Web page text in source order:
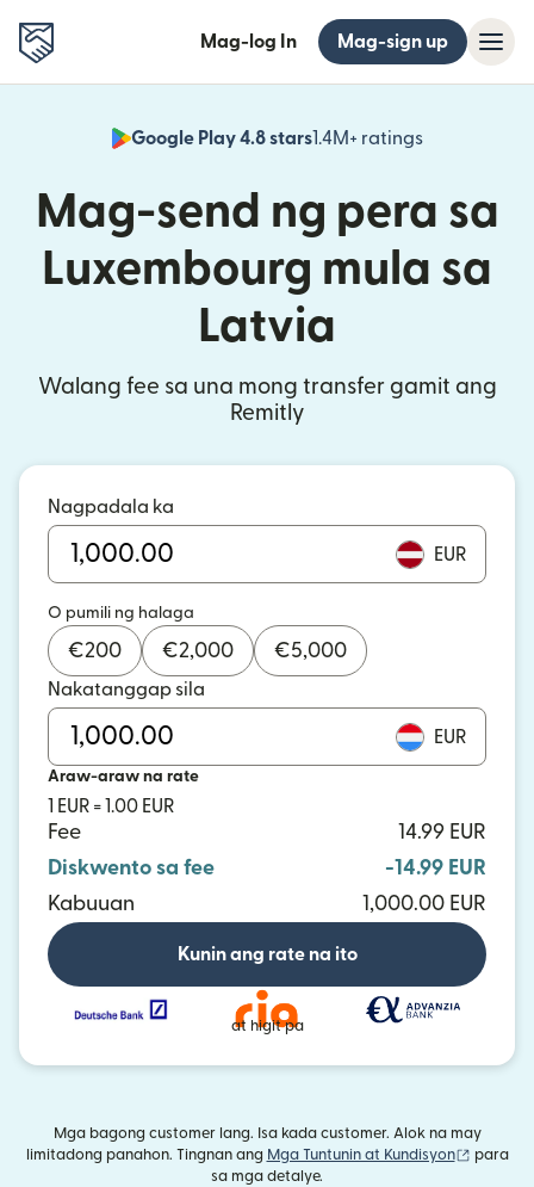
Mag-log In Mag-sign up
Google Play 4.8 stars1.4M+ ratings
(bubukas
Mag-send ng pera sa
Luxembourg mula sa
Latvia
Walang fee sa una mong transfer gamit ang
Remitly
Nagpadala ka
EUR
O pumili ng halaga
€200 €2,000 €5,000
Nakatanggap sila
EUR
Araw-araw na rate
1 EUR = 1.00 EUR
Fee
14.99 EUR
Diskwento sa fee
-14.99 EUR
Kabuuan
1,000.00 EUR
Kunin ang rate na ito
at higit pa
Mga bagong customer lang. Isa kada customer. Alok na may
limitadong panahon. Tingnan ang Mga Tuntunin at Kundisyon
para
sa mga detalye.